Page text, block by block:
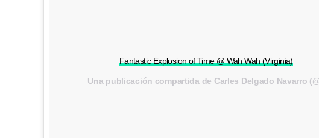
Fantastic Explosion of Time @ Wah Wah (Virginia)